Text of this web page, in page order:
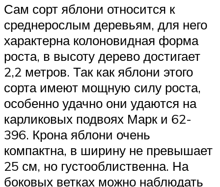
Сам сорт яблони относится к
среднерослым деревьям, для него
характерна колоновидная форма
роста, в высоту дерево достигает
2,2 метров. Так как яблони этого
сорта имеют мощную силу роста,
особенно удачно они удаются на
карликовых подвоях Марк и 62-
396. Крона яблони очень
компактна, в ширину не превышает
25 см, но густооблиственна. На
боковых ветках можно наблюдать